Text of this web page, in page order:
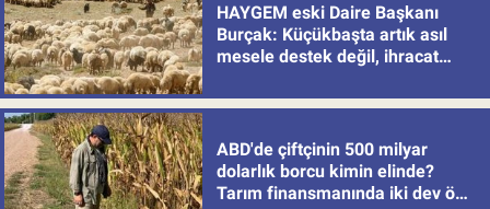
HAYGEM eski Daire Başkanı
Burçak: Küçükbaşta artık asıl
mesele destek değil, ihracat
ABD'de çiftçinin 500 milyar
dolarlık borcu kimin elinde?
Tarım finansmanında iki dev öne